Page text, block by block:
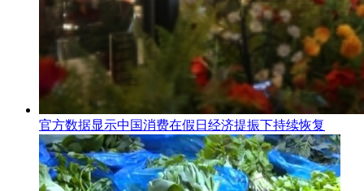
官方数据显示中国消费在假日经济提振下持续恢复